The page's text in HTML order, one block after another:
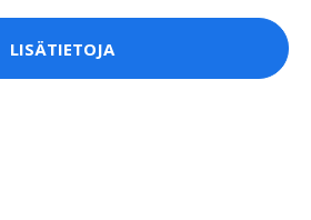
LISÄTIETOJA